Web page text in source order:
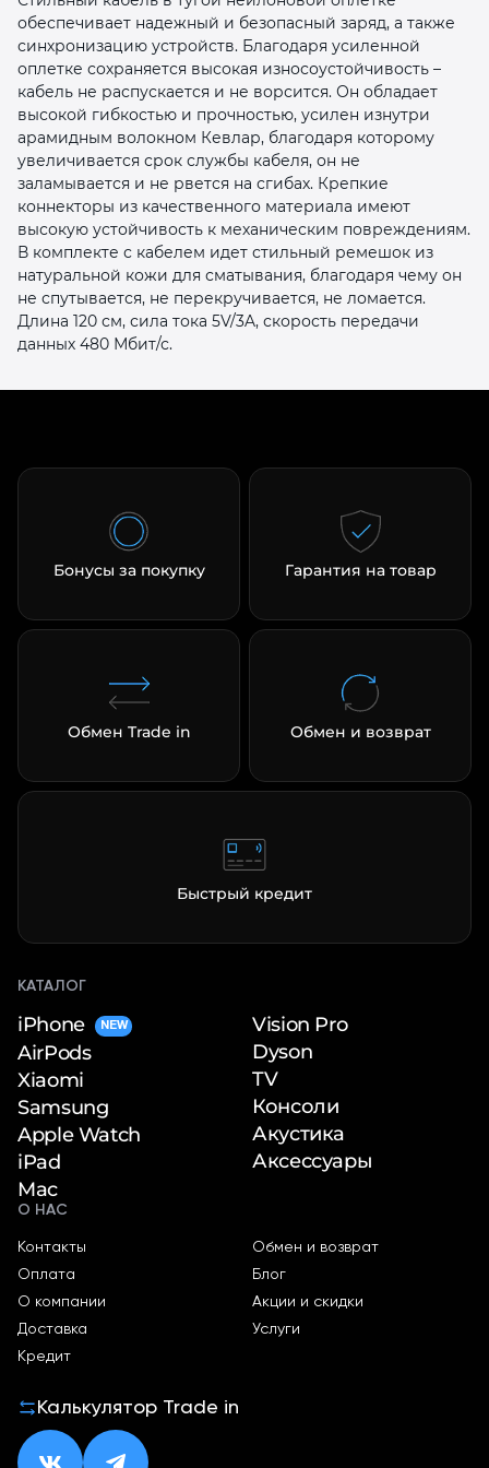
обеспечивает надежный и безопасный заряд, а также
синхронизацию устройств. Благодаря усиленной
оплетке сохраняется высокая износоустойчивость –
кабель не распускается и не ворсится. Он обладает
высокой гибкостью и прочностью, усилен изнутри
арамидным волокном Кевлар, благодаря которому
увеличивается срок службы кабеля, он не
заламывается и не рвется на сгибах. Крепкие
коннекторы из качественного материала имеют
высокую устойчивость к механическим повреждениям.
В комплекте с кабелем идет стильный ремешок из
натуральной кожи для сматывания, благодаря чему он
не спутывается, не перекручивается, не ломается.
Длина 120 см, сила тока 5V/3A, скорость передачи
данных 480 Мбит/с.
Бонусы за покупку Гарантия на товар
Обмен Trade in Обмен и возврат
Быстрый кредит
КАТАЛОГ
iPhone NEW
AirPods
Xiaomi
Samsung
Apple Watch
iPad
Mac
Vision Pro
Dyson
TV
Консоли
Акустика
Аксессуары
О НАС
Контакты
Оплата
О компании
Доставка
Кредит
Обмен и возврат
Блог
Акции и скидки
Услуги
Калькулятор Trade in
раз в 2 недели